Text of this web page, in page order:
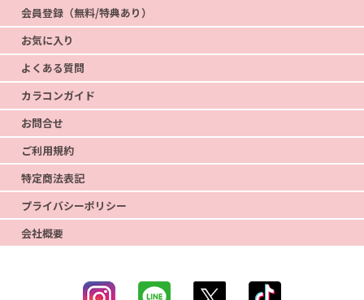
会員登録（無料/特典あり）
お気に入り
よくある質問
カラコンガイド
お問合せ
ご利用規約
特定商法表記
プライバシーポリシー
会社概要